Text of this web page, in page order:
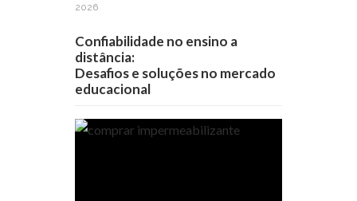
2026
Confiabilidade no ensino a
distância:
Desafios e soluções no mercado
educacional